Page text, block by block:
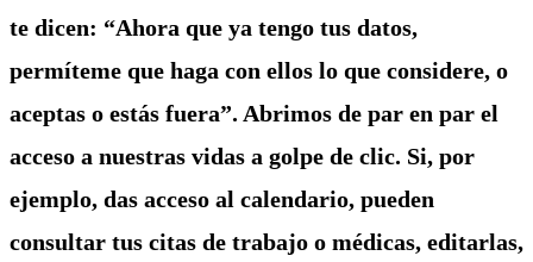
te dicen: “Ahora que ya tengo tus datos,
permíteme que haga con ellos lo que considere, o
aceptas o estás fuera”. Abrimos de par en par el
acceso a nuestras vidas a golpe de clic. Si, por
ejemplo, das acceso al calendario, pueden
consultar tus citas de trabajo o médicas, editarlas,